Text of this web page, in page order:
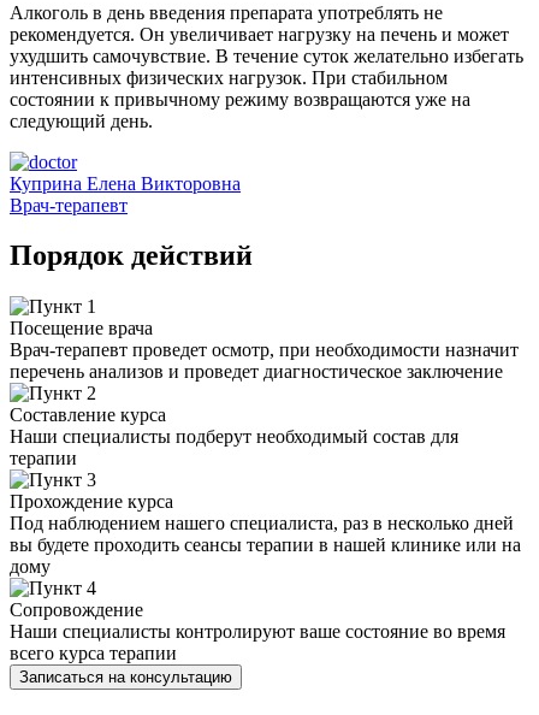
Алкоголь в день введения препарата употреблять не
рекомендуется. Он увеличивает нагрузку на печень и может
ухудшить самочувствие. В течение суток желательно избегать
интенсивных физических нагрузок. При стабильном
состоянии к привычному режиму возвращаются уже на
следующий день.
Куприна Елена Викторовна
Врач-терапевт
Порядок действий
Посещение врача
Врач-терапевт проведет осмотр, при необходимости назначит
перечень анализов и проведет диагностическое заключение
Составление курса
Наши специалисты подберут необходимый состав для
терапии
Прохождение курса
Под наблюдением нашего специалиста, раз в несколько дней
вы будете проходить сеансы терапии в нашей клинике или на
дому
Сопровождение
Наши специалисты контролируют ваше состояние во время
всего курса терапии
Записаться на консультацию